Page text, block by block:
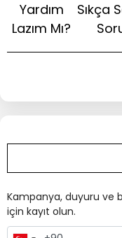
Yardım
Lazım Mı?
Sıkça
Kampanya, duyuru ve
için kayıt olun.